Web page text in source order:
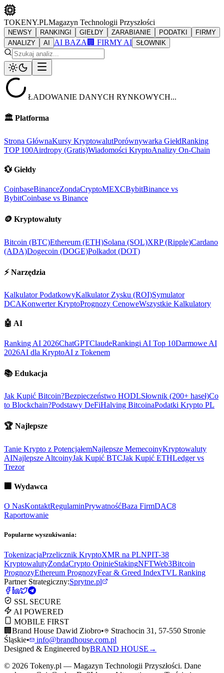
TOKENY.PLMagazyn Technologii Przyszłości
NEWSY RANKINGI GIEŁDY ZARABIANIE PODATKI
FIRMY
ANALIZY
AI AI BAZA 🏢 FIRMY AI SŁOWNIK
ŁADOWANIE DANYCH RYNKOWYCH...
🏛️ Platforma
Strona GłównaKursy KryptowalutPorównywarka GiełdRanking
TOP 100Airdropy (Gratis)Wiadomości KryptoAnalizy On-Chain
💱 Giełdy
CoinbaseBinanceZondaCryptoMEXCBybitBinance vs
BybitCoinbase vs Binance
🪙 Kryptowaluty
Bitcoin (BTC)Ethereum (ETH)Solana (SOL)XRP (Ripple)Cardano
(ADA)Dogecoin (DOGE)Polkadot (DOT)
⚡ Narzędzia
Kalkulator PodatkowyKalkulator Zysku (ROI)Symulator
DCAKonwerter KryptoPrognozy CenoweWszystkie Kalkulatory
🤖 AI
Ranking AI 2026ChatGPTClaudeRankingi AI Top 10Darmowe AI
2026AI dla KryptoAI z Tokenem
📚 Edukacja
Jak Kupić Bitcoin?Bezpieczeństwo HODLSłownik (200+ haseł)Co
to Blockchain?Podstawy DeFiHalving BitcoinaPodatki Krypto PL
🏆 Najlepsze
Tanie Krypto z PotencjałemNajlepsze MemecoinyKryptowaluty
AINajlepsze AltcoinyJak Kupić BTCJak Kupić ETHLedger vs
Trezor
🏢 Wydawca
O NasKontaktRegulaminPrywatnośćBaza FirmDAC8
Raportowanie
Popularne wyszukiwania:
TokenizacjaPrzelicznik KryptoXMR na PLNPIT-38
KryptowalutyZondaCrypto OpinieStakingNFTWeb3Bitcoin
PrognozyEthereum PrognozyFear & Greed IndexTVL Ranking
Partner Strategiczny:Sprytne.pl
SSL SECURE
AI POWERED
MOBILE FIRST
🏢 Brand House Dawid Ziobro•
Strachocin 31, 57-550 Stronie
Śląskie•
info@brandhouse.com.pl
Designed & Engineered byBRAND HOUSE →
© 2026 Tokeny.pl — Magazyn Technologii Przyszłości. Dane